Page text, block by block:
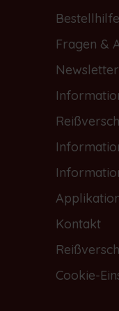
Bestellhilfe
Fragen &
Newsletter
Kontakt
Cookie-